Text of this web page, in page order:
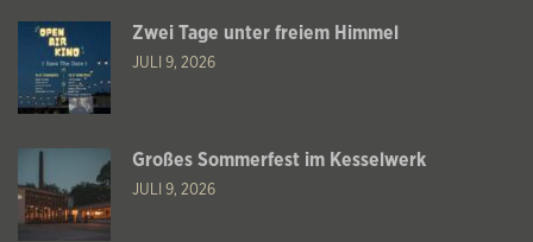
Zwei Tage unter freiem Himmel
JULI 9, 2026
Großes Sommerfest im Kesselwerk
JULI 9, 2026